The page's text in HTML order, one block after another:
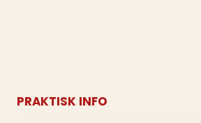
PRAKTISK INFO